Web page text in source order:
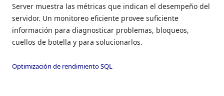
Server muestra las métricas que indican el desempeño del
servidor. Un monitoreo eficiente provee suficiente
información para diagnosticar problemas, bloqueos,
cuellos de botella y para solucionarlos.
Optimización de rendimiento SQL